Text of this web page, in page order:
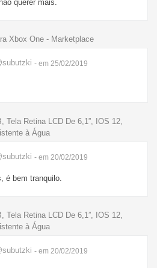
querer mais.
Xbox One - Marketplace
- em 25/02/2019
Tela Retina LCD De 6,1”, IOS 12,
à Água
- em 20/02/2019
é bem tranquilo.
Tela Retina LCD De 6,1”, IOS 12,
à Água
- em 20/02/2019